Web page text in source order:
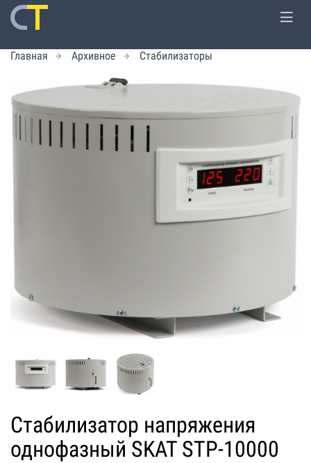
Главная Архивное Стабилизаторы
Стабилизатор напряжения
однофазный SKAT STP-10000